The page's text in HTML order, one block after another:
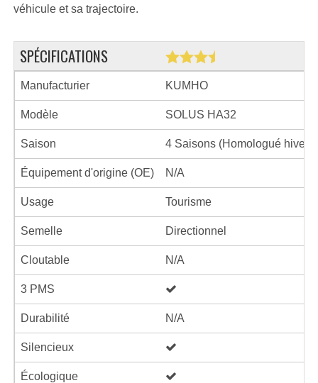
véhicule et sa trajectoire.
SPÉCIFICATIONS
Manufacturier KUMHO
Modèle SOLUS HA32
Saison 4 Saisons (Homologué hiver)
Équipement d'origine (OE) N/A
Usage Tourisme
Semelle Directionnel
Cloutable N/A
3 PMS
Durabilité N/A
Silencieux
Écologique